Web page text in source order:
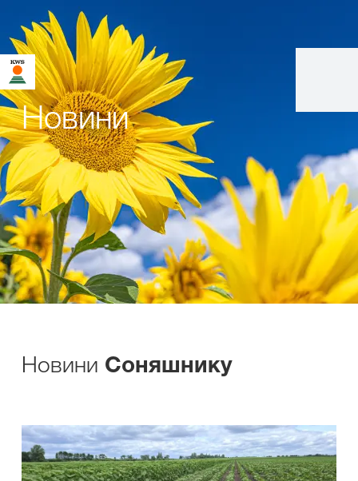
Новини
Новини Cоняшнику